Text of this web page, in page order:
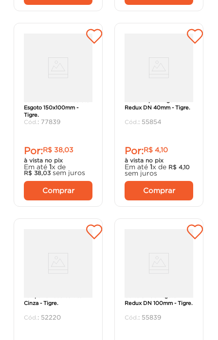
Esgoto 150x100mm -
Tigre.
: 77839
Por:R$ 38,03
à vista no pix
Em até 1x de
R$ 38,03 sem juros
Comprar
Redux DN 40mm - Tigre.
: 55854
Por:R$ 4,10
à vista no pix
Em até 1x de R$ 4,10
sem juros
Comprar
Cinza - Tigre.
: 52220
Redux DN 100mm - Tigre.
: 55839